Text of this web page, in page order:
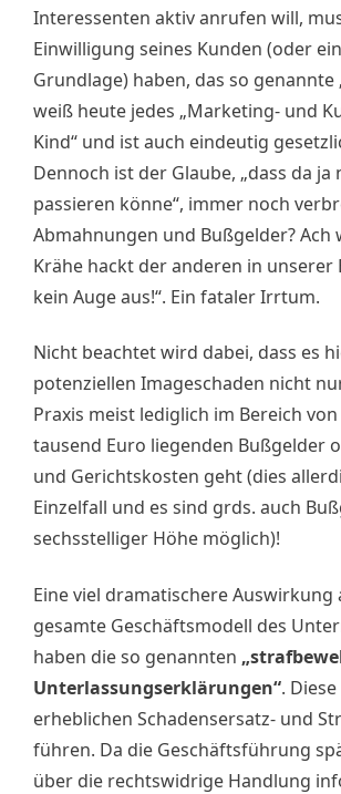
Interessenten aktiv anrufen will,
Einwilligung seines Kunden (oder
Grundlage) haben, das so genannte
weiß heute jedes „Marketing- und
Kind“ und ist auch eindeutig
Dennoch ist der Glaube, „dass da ja
passieren könne“, immer noch
Abmahnungen und Bußgelder? Ach
Krähe hackt der anderen in unserer
kein Auge aus!“. Ein fataler Irrtum.
Nicht beachtet wird dabei, dass es
potenziellen Imageschaden nicht
Praxis meist lediglich im Bereich
tausend Euro liegenden Bußgelder
und Gerichtskosten geht (dies
Einzelfall und es sind grds. auch
sechsstelliger Höhe möglich)!
Eine viel dramatischere Auswirkung
gesamte Geschäftsmodell des
haben die so genannten
Unterlassungserklärungen“.
erheblichen Schadensersatz- und
führen. Da die Geschäftsführung
über die rechtswidrige Handlung